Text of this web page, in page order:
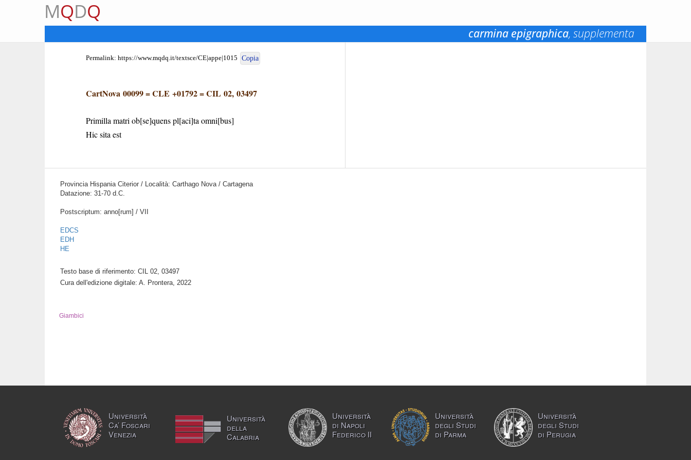
MQDQ
carmina epigraphica, supplementa
Permalink: https://www.mqdq.it/textsce/CE|appe|1015 Copia
CartNova 00099=CLE +01792=CIL 02, 03497
Primilla matri ob[se]quens pl[aci]ta omni[bus]
Hic sita est
Provincia Hispania Citerior / Località: Carthago Nova / Cartagena
Datazione: 31-70 d.C.
Postscriptum: anno[rum] / VII
EDCS
EDH
HE
Testo base di riferimento: CIL 02, 03497
Cura dell'edizione digitale: A. Prontera, 2022
Giambici
Università
Ca’ Foscari
Venezia
Università
della
Calabria
Università
di Napoli
Federico II
Università
degli Studi
di Parma
Università
degli Studi
di Perugia